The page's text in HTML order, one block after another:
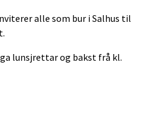
alle som bur i Salhus til
lunsjrettar og bakst frå kl.